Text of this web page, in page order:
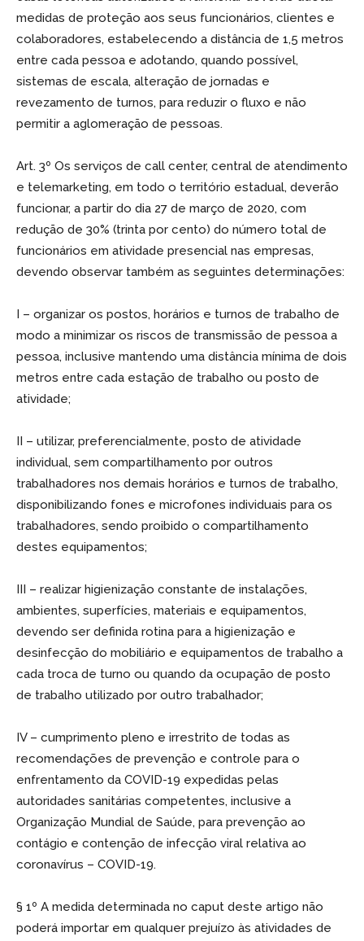
medidas de proteção aos seus funcionários, clientes e
colaboradores, estabelecendo a distância de 1,5 metros
entre cada pessoa e adotando, quando possível,
sistemas de escala, alteração de jornadas e
revezamento de turnos, para reduzir o fluxo e não
permitir a aglomeração de pessoas.
Art. 3º Os serviços de call center, central de atendimento
e telemarketing, em todo o território estadual, deverão
funcionar, a partir do dia 27 de março de 2020, com
redução de 30% (trinta por cento) do número total de
funcionários em atividade presencial nas empresas,
devendo observar também as seguintes determinações:
I – organizar os postos, horários e turnos de trabalho de
modo a minimizar os riscos de transmissão de pessoa a
pessoa, inclusive mantendo uma distância mínima de dois
metros entre cada estação de trabalho ou posto de
atividade;
II – utilizar, preferencialmente, posto de atividade
individual, sem compartilhamento por outros
trabalhadores nos demais horários e turnos de trabalho,
disponibilizando fones e microfones individuais para os
trabalhadores, sendo proibido o compartilhamento
destes equipamentos;
III – realizar higienização constante de instalações,
ambientes, superfícies, materiais e equipamentos,
devendo ser definida rotina para a higienização e
desinfecção do mobiliário e equipamentos de trabalho a
cada troca de turno ou quando da ocupação de posto
de trabalho utilizado por outro trabalhador;
IV – cumprimento pleno e irrestrito de todas as
recomendações de prevenção e controle para o
enfrentamento da COVID-19 expedidas pelas
autoridades sanitárias competentes, inclusive a
Organização Mundial de Saúde, para prevenção ao
contágio e contenção de infecção viral relativa ao
coronavírus – COVID-19.
§ 1º A medida determinada no caput deste artigo não
poderá importar em qualquer prejuízo às atividades de